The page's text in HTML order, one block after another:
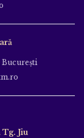
Bucureşti
Jiu